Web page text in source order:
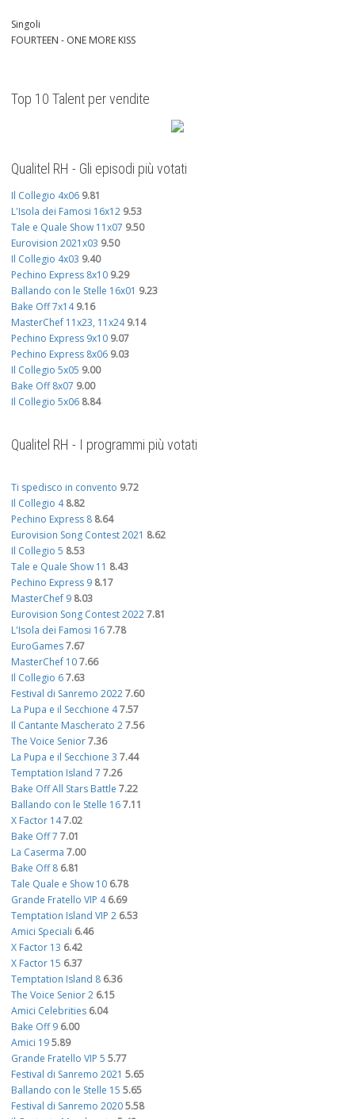
Singoli
FOURTEEN - ONE MORE KISS
Top 10 Talent per vendite
Qualitel RH - Gli episodi più votati
Il Collegio 4x06 9.81
L'Isola dei Famosi 16x12 9.53
Tale e Quale Show 11x07 9.50
Eurovision 2021x03 9.50
Il Collegio 4x03 9.40
Pechino Express 8x10 9.29
Ballando con le Stelle 16x01 9.23
Bake Off 7x14 9.16
MasterChef 11x23, 11x24 9.14
Pechino Express 9x10 9.07
Pechino Express 8x06 9.03
Il Collegio 5x05 9.00
Bake Off 8x07 9.00
Il Collegio 5x06 8.84
Qualitel RH - I programmi più votati
Ti spedisco in convento 9.72
Il Collegio 4 8.82
Pechino Express 8 8.64
Eurovision Song Contest 2021 8.62
Il Collegio 5 8.53
Tale e Quale Show 11 8.43
Pechino Express 9 8.17
MasterChef 9 8.03
Eurovision Song Contest 20227.81
L'Isola dei Famosi 167.78
EuroGames7.67
MasterChef 107.66
Il Collegio 67.63
Festival di Sanremo 20227.60
La Pupa e il Secchione 47.57
Il Cantante Mascherato 27.56
The Voice Senior7.36
La Pupa e il Secchione 3 7.44
Temptation Island 7 7.26
Bake Off All Stars Battle 7.22
Ballando con le Stelle 167.11
X Factor 147.02
Bake Off 7 7.01
La Caserma 7.00
Bake Off 8 6.81
Tale Quale e Show 10 6.78
Grande Fratello VIP 4 6.69
Temptation Island VIP 2 6.53
Amici Speciali 6.46
X Factor 13 6.42
X Factor 15 6.37
Temptation Island 8 6.36
The Voice Senior 2 6.15
Amici Celebrities 6.04
Bake Off 9 6.00
Amici 195.89
Grande Fratello VIP 5 5.77
Festival di Sanremo 2021 5.65
Ballando con le Stelle 15 5.65
Festival di Sanremo 20205.58